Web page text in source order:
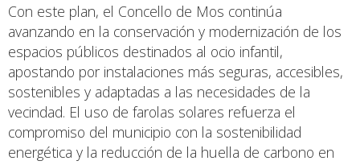
Con este plan, el Concello de Mos continúa
avanzando en la conservación y modernización de los
espacios públicos destinados al ocio infantil,
apostando por instalaciones más seguras, accesibles,
sostenibles y adaptadas a las necesidades de la
vecindad. El uso de farolas solares refuerza el
compromiso del municipio con la sostenibilidad
energética y la reducción de la huella de carbono en